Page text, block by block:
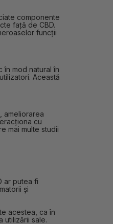
componente
față de CBD.
funcții
mod natural în
Această
ameliorarea
cu
mai multe studii
ar putea fi
și
acestea, ca în
utilizării sale.